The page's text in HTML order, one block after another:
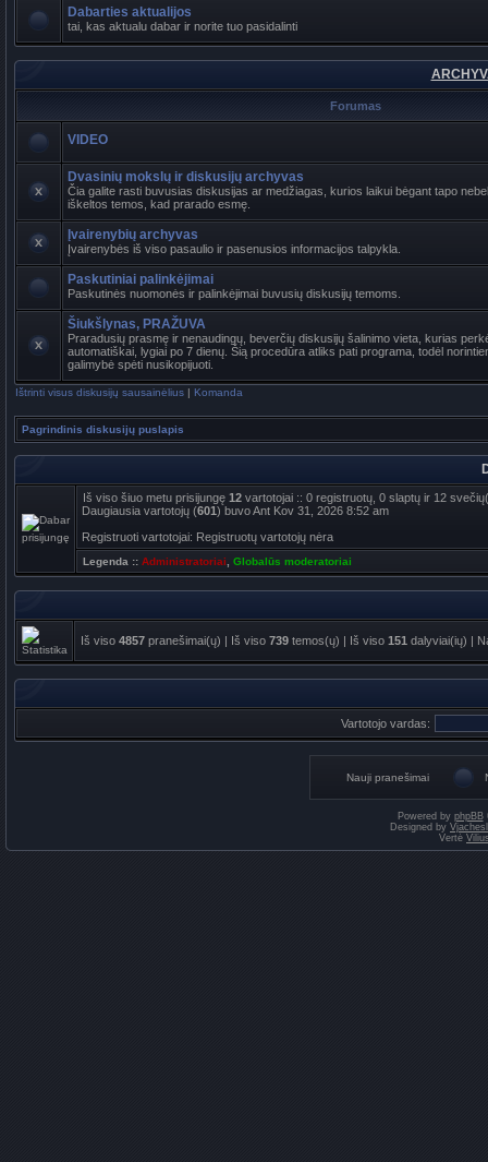
Dabarties aktualijos
tai, kas aktualu dabar ir norite tuo pasidalinti
Forumas
VIDEO
Dvasinių mokslų ir diskusijų archyvas
Čia galite rasti buvusias diskusijas ar medžiagas, kurios laikui bėgant tapo
iškeltos temos, kad prarado esmę.
Įvairenybių archyvas
Įvairenybės iš viso pasaulio ir pasenusios informacijos talpykla.
Paskutiniai palinkėjimai
Paskutinės nuomonės ir palinkėjimai buvusių diskusijų temoms.
Šiukšlynas, PRAŽUVA
Praradusių prasmę ir nenaudingų, beverčių diskusijų šalinimo vieta, kurias
automatiškai, lygiai po 7 dienų. Šią procedūra atliks pati programa, todėl
galimybė spėti nusikopijuoti.
Ištrinti visus diskusijų sausainėlius | Komanda
Pagrindinis diskusijų puslapis
Iš viso šiuo metu prisijungę 12 vartotojai :: 0 registruotų, 0 slaptų ir 12
Daugiausia vartotojų (601) buvo Ant Kov 31, 2026 8:52 am
Registruoti vartotojai: Registruotų vartotojų nėra
Legenda :: Administratoriai Globalūs moderatoriai
Iš viso 4857 pranešimai(ų) | Iš viso 739 temos(ų) | Iš viso 151 dalyviai(ių) |
Vartotojo vardas:
Nauji pranešimai
Powered by phpBB
Designed by
Vertė